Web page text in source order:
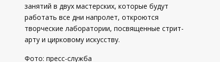
занятий в двух мастерских, которые будут
работать все дни напролет, откроются
творческие лаборатории, посвященные стрит-
арту и цирковому искусству.
Фото: пресс-служба